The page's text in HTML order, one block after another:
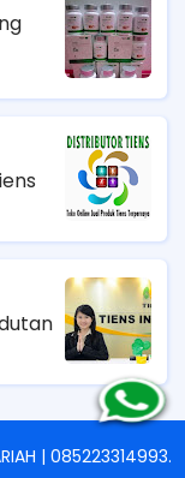
| 085223314993.